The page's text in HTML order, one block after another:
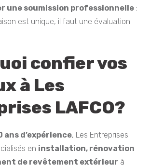
une soumission professionnelle :
est unique, il faut une évaluation
confier vos
à Les
LAFCO?
ans d’expérience, Les Entreprises
en installation, rénovation
de revêtement extérieur à